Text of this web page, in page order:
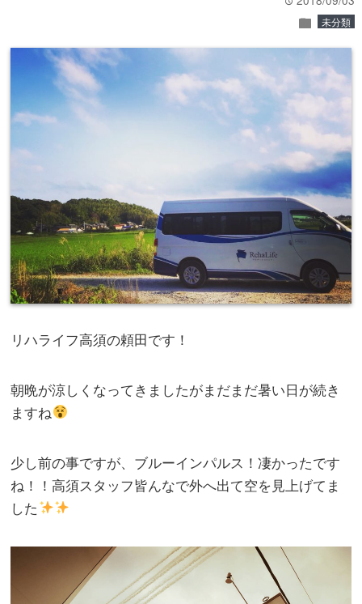
folder 未分類
リハライフ高須の頼田です！
朝晩が涼しくなってきましたがまだまだ暑い日が続き
ますね
少し前の事ですが、ブルーインパルス！凄かったです
ね！！高須スタッフ皆んなで外へ出て空を見上げてま
した